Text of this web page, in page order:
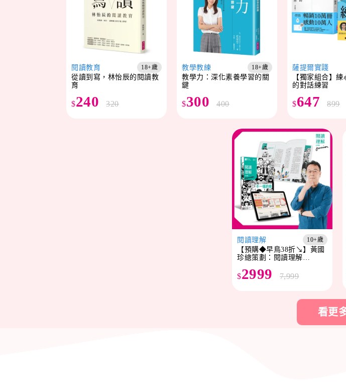
閱讀教育 18+歲
從讀到寫，林怡辰的閱讀教
育
$240 320
教學教練 18+歲
教學力：深化素養學習的關
鍵
$300 400
薩提爾實踐
【獨家組合】
的對話練習
$647 899
閱讀理解 10+歲
【預購◆早鳥38折↘】黃國
珍總策劃：閱讀理解
$2999 7,999
看更